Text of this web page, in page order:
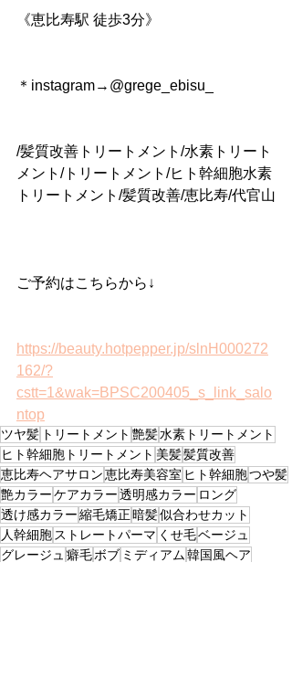
《恵比寿駅 徒歩3分》
＊instagram→@grege_ebisu_
/髪質改善トリートメント/水素トリート
メント/トリートメント/ヒト幹細胞水素
トリートメント/髪質改善/恵比寿/代官山
ご予約はこちらから↓
https://beauty.hotpepper.jp/slnH000272
162/?
cstt=1&wak=BPSC200405_s_link_salo
ntop
ツヤ髪 トリートメント 艶髪水素トリートメント
ヒト幹細胞トリートメント 美髪髪質改善
恵比寿ヘアサロン恵比寿美容室 ヒト幹細胞つや髪
艶カラーケアカラー透明感カラー ロング
透け感カラー縮毛矯正暗髪似合わせカット
人幹細胞 ストレートパーマ くせ毛ベージュ
グレージュ 癖毛ボブ ミディアム韓国風ヘア